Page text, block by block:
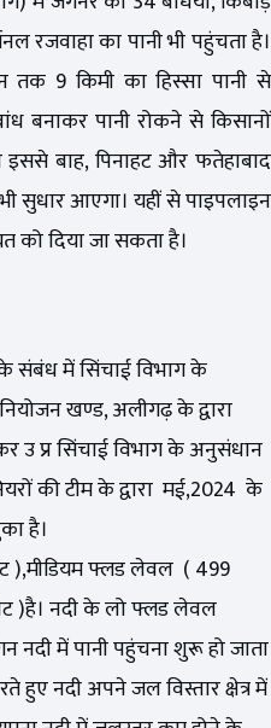
रजवाहा का पानी भी पहुंचता है।
9 किमी का हिस्सा पानी से
बनाकर पानी रोकने से किसानों
बाह, पिनाहट और फतेहाबाद
सुधार आएगा। यहीं से पाइपलाइन
को दिया जा सकता है।
के संबंध में सिंचाई विभाग के
खण्ड, अलीगढ़ के द्वारा
उ प्र सिंचाई विभाग के अनुसंधान
की टीम के द्वारा मई,2024 के
है।
),मीडियम फ्लड लेवल ( 499
)है। नदी के लो फ्लड लेवल
नदी में पानी पहुंचना शुरू हो जाता
नदी अपने जल विस्तार क्षेत्र में